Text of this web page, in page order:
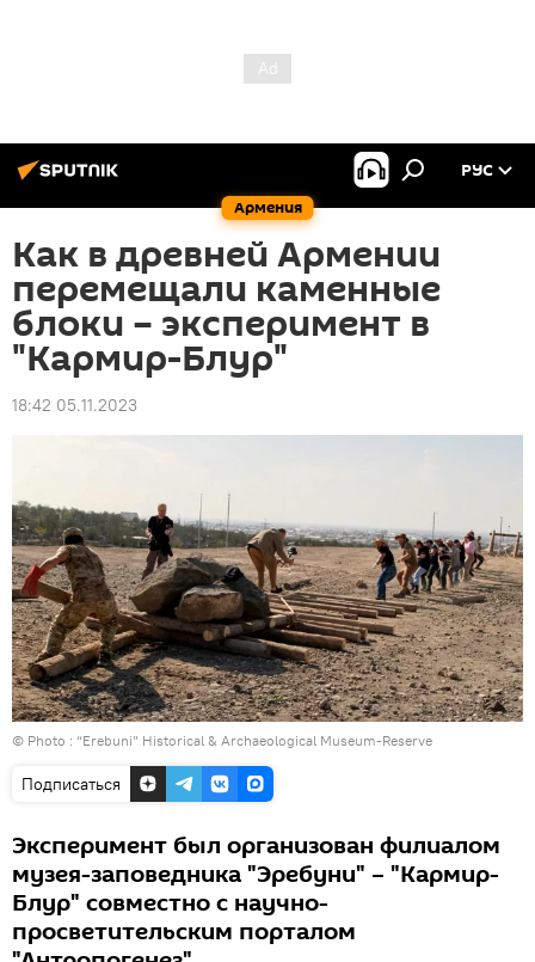
Армения
РУС
Как в древней Армении
перемещали каменные
блоки – эксперимент в
"Кармир-Блур"
18:42 05.11.2023
© Photo : “Erebuni” Historical & Archaeological Museum-Reserve
Подписаться
Эксперимент был организован филиалом
музея-заповедника "Эребуни" – "Кармир-
Блур" совместно с научно-
просветительским порталом